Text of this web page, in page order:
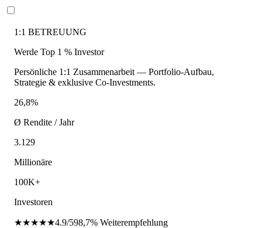
1:1 BETREUUNG
Werde Top 1 % Investor
Persönliche 1:1 Zusammenarbeit — Portfolio-Aufbau,
Strategie & exklusive Co-Investments.
26,8%
Ø Rendite / Jahr
3.129
Millionäre
100K+
Investoren
★★★★★4.9/598,7% Weiterempfehlung